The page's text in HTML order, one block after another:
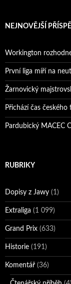
NEJNOVĚJŠÍ
Workington
První liga míří na
Žarnovický
Přichází čas českého
Pardubický MACEC
RUBRIKY
Dopisy z Jawy (1)
Extraliga (1 099)
Grand Prix (633)
Historie (191)
Komentář (36)